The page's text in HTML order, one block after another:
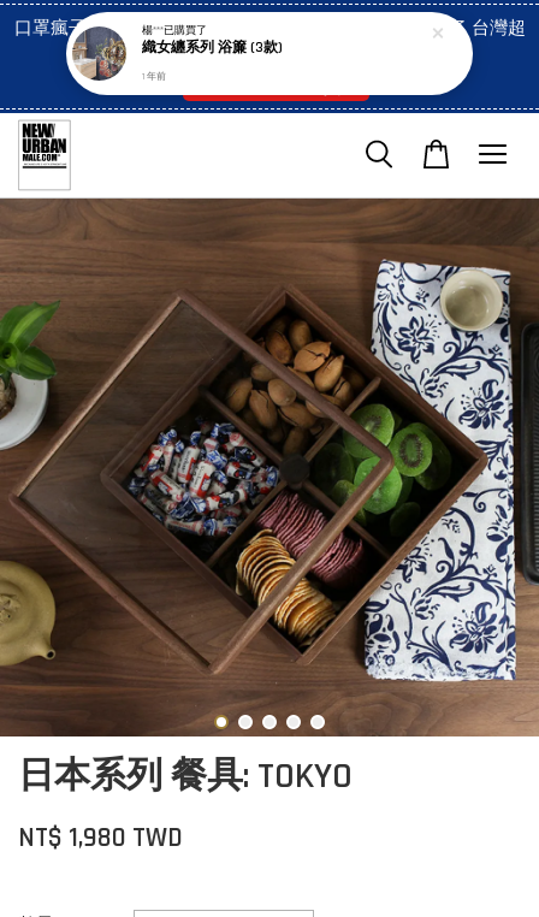
口罩瘋子官網, 放心訂購! 香港澳門信用卡付費已經開啓了 台灣超
市貨到付款也是!
日本系列 餐具: TOKYO
NT$ 1,980 TWD
楊***已購買了
織女纏系列 浴簾 (3款)
1 年前